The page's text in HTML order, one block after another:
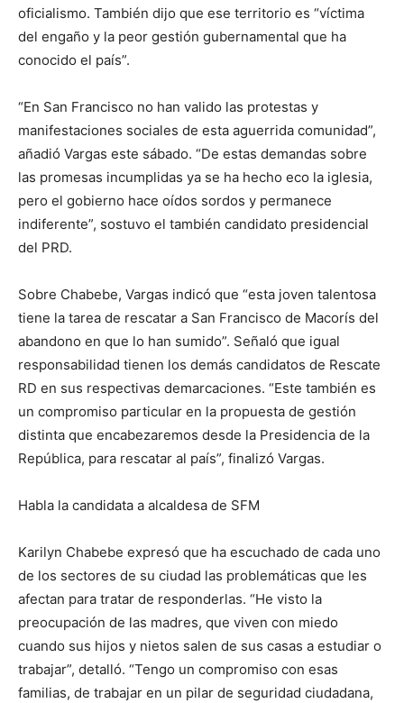
oficialismo. También dijo que ese territorio es “víctima
del engaño y la peor gestión gubernamental que ha
conocido el país”.
“En San Francisco no han valido las protestas y
manifestaciones sociales de esta aguerrida comunidad”,
añadió Vargas este sábado. “De estas demandas sobre
las promesas incumplidas ya se ha hecho eco la iglesia,
pero el gobierno hace oídos sordos y permanece
indiferente”, sostuvo el también candidato presidencial
del PRD.
Sobre Chabebe, Vargas indicó que “esta joven talentosa
tiene la tarea de rescatar a San Francisco de Macorís del
abandono en que lo han sumido”. Señaló que igual
responsabilidad tienen los demás candidatos de Rescate
RD en sus respectivas demarcaciones. “Este también es
un compromiso particular en la propuesta de gestión
distinta que encabezaremos desde la Presidencia de la
República, para rescatar al país”, finalizó Vargas.
Habla la candidata a alcaldesa de SFM
Karilyn Chabebe expresó que ha escuchado de cada uno
de los sectores de su ciudad las problemáticas que les
afectan para tratar de responderlas. “He visto la
preocupación de las madres, que viven con miedo
cuando sus hijos y nietos salen de sus casas a estudiar o
trabajar”, detalló. “Tengo un compromiso con esas
familias, de trabajar en un pilar de seguridad ciudadana,